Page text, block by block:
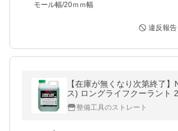
モール幅/20ｍｍ幅
違反報告
【在庫が無くなり次第終了
ス) ロングライフクーラント
（緑）N-JISLLC-2L-G
TRAIGHT/ストレート)
整備工具のストレート